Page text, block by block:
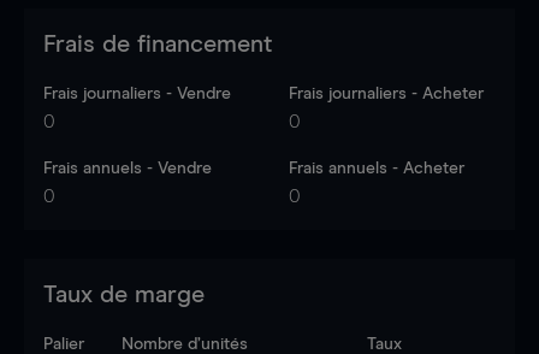
Frais de financement
Frais journaliers - Vendre
0
Frais journaliers - Acheter
0
Frais annuels - Vendre
0
Frais annuels - Acheter
0
Taux de marge
Palier Nombre d’unités Taux